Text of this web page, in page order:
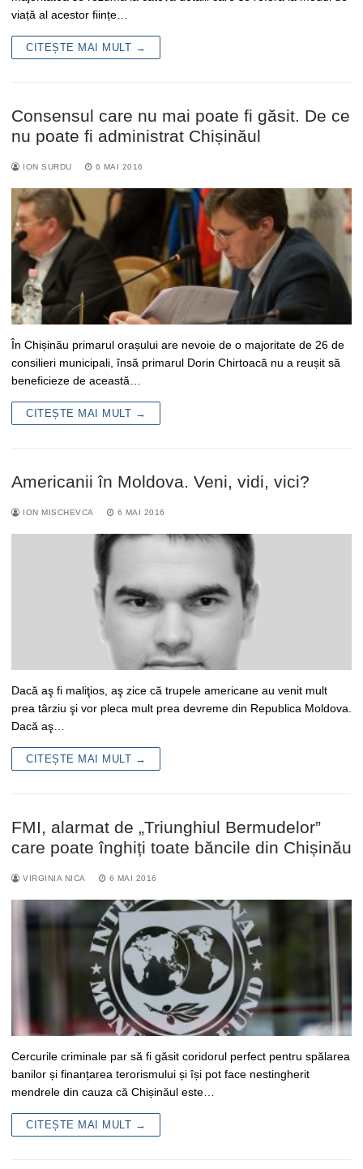
viață al acestor ființe…
CITEȘTE MAI MULT →
Consensul care nu mai poate fi găsit. De ce
nu poate fi administrat Chișinăul
ION SURDU 6 MAI 2016
În Chișinău primarul orașului are nevoie de o majoritate de 26 de
consilieri municipali, însă primarul Dorin Chirtoacă nu a reușit să
beneficieze de această…
CITEȘTE MAI MULT →
Americanii în Moldova. Veni, vidi, vici?
ION MISCHEVCA 6 MAI 2016
Dacă aş fi maliţios, aş zice că trupele americane au venit mult
prea târziu şi vor pleca mult prea devreme din Republica Moldova.
Dacă aş…
CITEȘTE MAI MULT →
FMI, alarmat de „Triunghiul Bermudelor”
care poate înghiți toate băncile din Chișinău
VIRGINIA NICA 6 MAI 2016
Cercurile criminale par să fi găsit coridorul perfect pentru spălarea
banilor și finanțarea terorismului și își pot face nestingherit
mendrele din cauza că Chișinăul este…
CITEȘTE MAI MULT →